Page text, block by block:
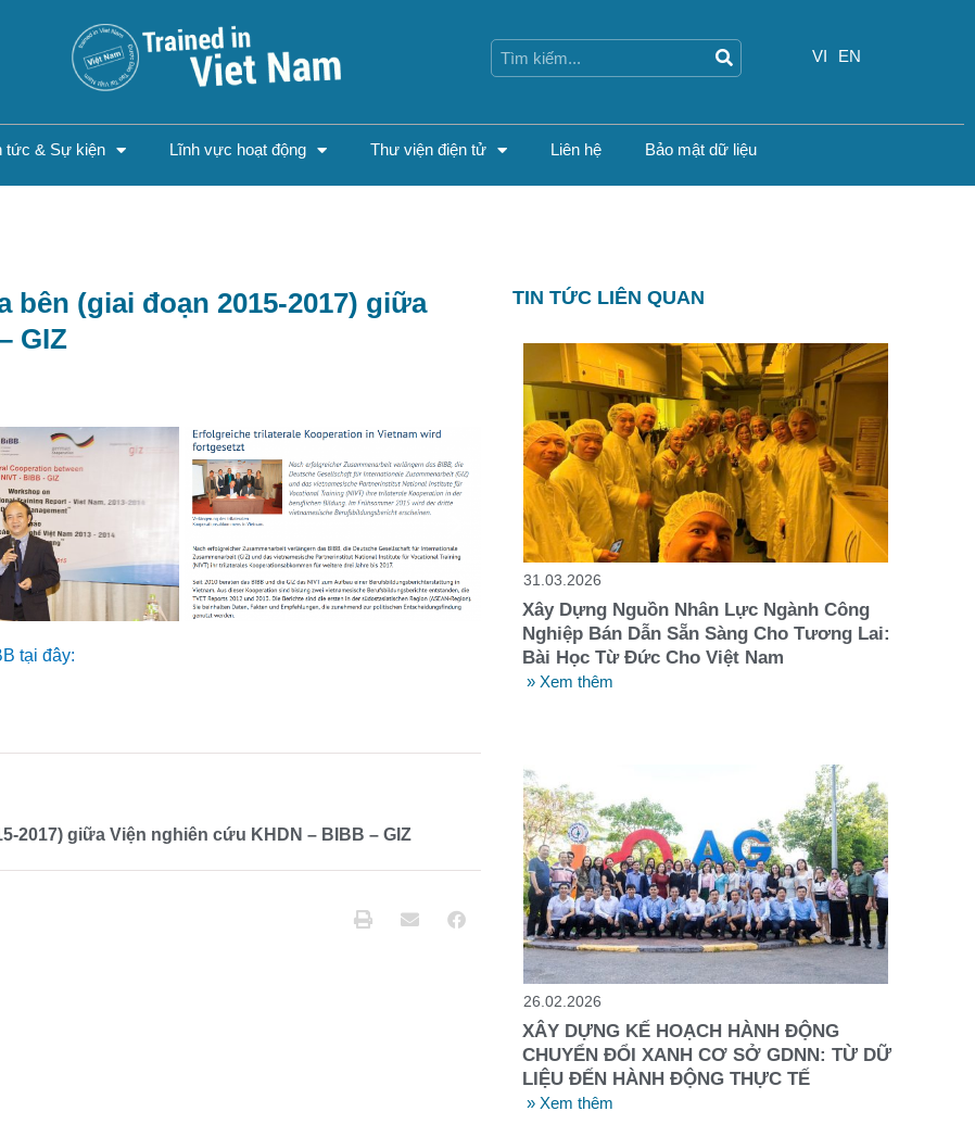
VI
EN
tức & Sự kiện Lĩnh vực hoạt động Thư viện điện tử Liên hệ Bảo mật dữ liệu
bên (giai đoạn 2015-2017) giữa
GIZ
tại đây:
2017) giữa Viện nghiên cứu KHDN – BIBB – GIZ
TIN TỨC LIÊN QUAN
31.03.2026
Xây Dựng Nguồn Nhân Lực Ngành Công
Nghiệp Bán Dẫn Sẵn Sàng Cho Tương Lai:
Bài Học Từ Đức Cho Việt Nam
» Xem thêm
26.02.2026
XÂY DỰNG KẾ HOẠCH HÀNH ĐỘNG
CHUYỂN ĐỔI XANH CƠ SỞ GDNN: TỪ DỮ
LIỆU ĐẾN HÀNH ĐỘNG THỰC TẾ
» Xem thêm